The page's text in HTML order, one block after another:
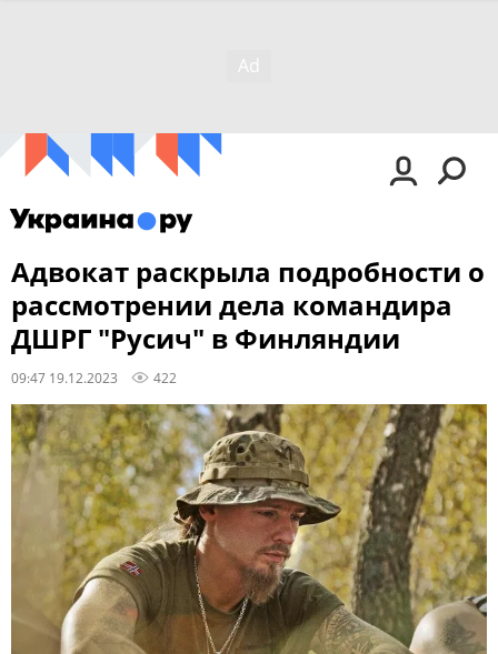
Адвокат раскрыла подробности о
рассмотрении дела командира
ДШРГ "Русич" в Финляндии
09:47 19.12.2023 422